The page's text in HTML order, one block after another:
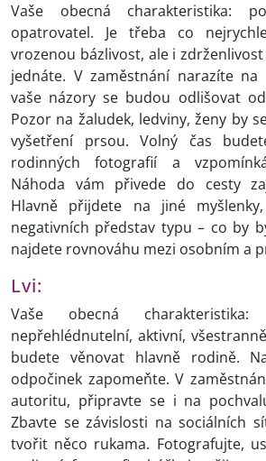
Vaše obecná charakteristika:
opatrovatel. Je třeba co
vrozenou bázlivost, ale i
jednáte. V zaměstnání narazíte na
vaše názory se budou odlišovat
Pozor na žaludek, ledviny, ženy by
vyšetření prsou. Volný čas
rodinných fotografií a
Náhoda vám přivede do cesty
Hlavně přijdete na jiné
negativních představ typu – co by
najdete rovnováhu mezi osobním a
Lvi:
Vaše obecná
nepřehlédnutelní, aktivní,
budete věnovat hlavně rodině.
odpočinek zapomeňte. V
autoritu, připravte se i na
Zbavte se závislosti na sociálních
tvořit něco rukama. Fotografujte,